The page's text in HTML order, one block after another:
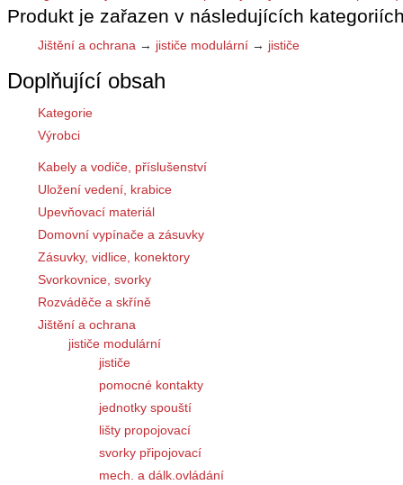
Produkt je zařazen v následujících
Jištění a ochrana → jističe modulární → jističe
Doplňující obsah
Kategorie
Výrobci
Kabely a vodiče, příslušenství
Uložení vedení, krabice
Upevňovací materiál
Domovní vypínače a zásuvky
Zásuvky, vidlice, konektory
Svorkovnice, svorky
Rozváděče a skříně
Jištění a ochrana
jističe modulární
jističe
pomocné kontakty
jednotky spouští
lišty propojovací
svorky připojovací
mech. a dálk.ovládání